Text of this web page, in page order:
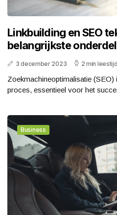
Linkbuilding en SEO
belangrijkste
3 december 2023 2 min leestijd
Zoekmachineoptimalisatie
proces, essentieel voor het
Business